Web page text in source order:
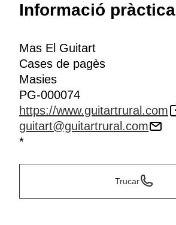
Informació pràctica
Mas El Guitart
Cases de pagès
Masies
PG-000074
https://www.guitartrural.com
guitart@guitartrural.com
*
Trucar